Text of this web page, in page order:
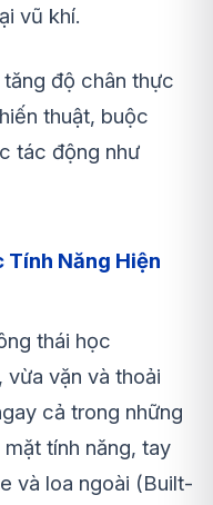
vũ khí.
độ chân thực
thuật, buộc
tác động như
Năng Hiện
thái học
vặn và thoải
cả trong những
tính năng, tay
và loa ngoài (Built-